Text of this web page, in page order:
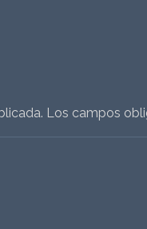
Los campos